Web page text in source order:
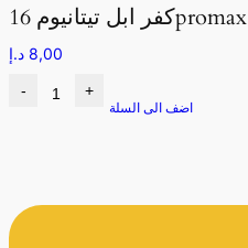
كفر ابل تيتانيوم 16promax
8,00 د.إ
- +
اضف الى السلة